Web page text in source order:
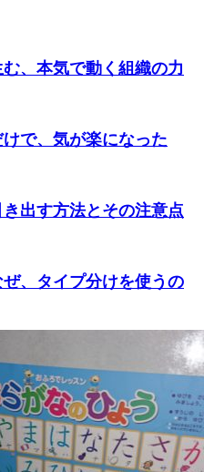
、本気で動く組織の力
で、気が楽になった
出す方法とその注意点
、タイプ分けを使うの